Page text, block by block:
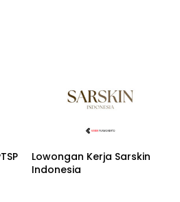
Lowongan Kerja Sarskin
Indonesia